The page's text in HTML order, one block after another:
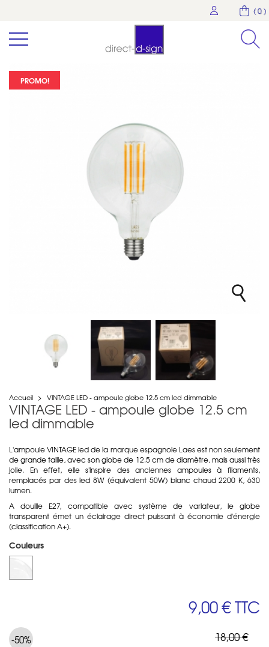
( 0 )
PROMO!
Accueil > VINTAGE LED - ampoule globe 12.5 cm led dimmable
VINTAGE LED - ampoule globe 12.5 cm
led dimmable
L'ampoule VINTAGE led de la marque espagnole Laes est non seulement
de grande taille, avec son globe de 12.5 cm de diamètre, mais aussi très
jolie. En effet, elle s'inspire des anciennes ampoules à filaments,
remplacés par des led 8W (équivalent 50W) blanc chaud 2200 K, 630
lumen.
A douille E27, compatible avec système de variateur, le globe
transparent émet un éclairage direct puissant à économie d'énergie
(classification A+).
Couleurs
9,00 €TTC
-50% 18,00 €